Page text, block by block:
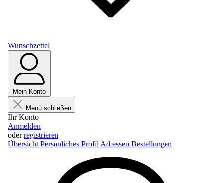
Wunschzettel
Mein Konto
Menü schließen
Ihr Konto
Anmelden
oderregistrieren
Übersicht Persönliches Profil Adressen Bestellungen